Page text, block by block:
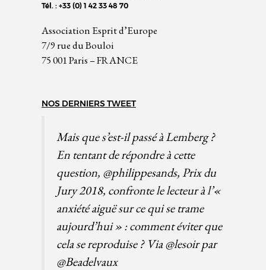
Tél. : +33 (0) 1 42 33 48 70
Association Esprit d’Europe
7/9 rue du Bouloi
75 001 Paris – FRANCE
NOS DERNIERS TWEET
Mais que s’est-il passé à Lemberg ?
En tentant de répondre à cette
question, @philippesands, Prix du
Jury 2018, confronte le lecteur à l’«
anxiété aiguë sur ce qui se trame
aujourd’hui » : comment éviter que
cela se reproduise ? Via@lesoirpar
@Beadelvaux